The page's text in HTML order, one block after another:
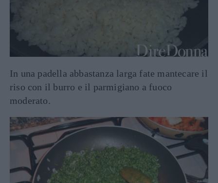
In una padella abbastanza larga fate mantecare il
riso con il burro e il parmigiano a fuoco
moderato.